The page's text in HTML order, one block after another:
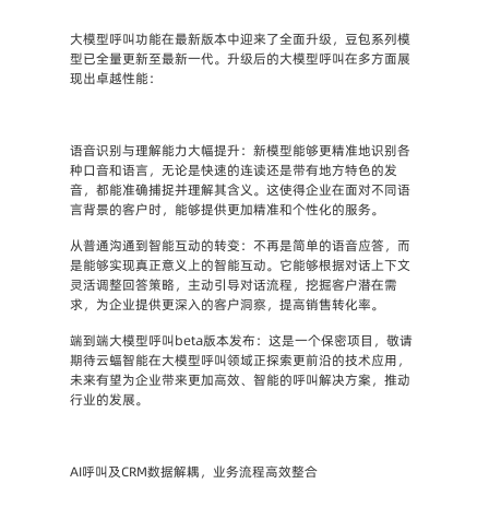
大模型呼叫功能在最新版本中迎来了全面升级，豆包系列模
型已全量更新至最新一代。升级后的大模型呼叫在多方面展
现出卓越性能：
语音识别与理解能力大幅提升： 新模型能够更精准地识别各
种口音和语言，无论是快速的连读还是带有地方特色的发
音，都能准确捕捉并理解其含义。这使得企业在面对不同语
言背景的客户时，能够提供更加精准和个性化的服务。
从普通沟通到智能互动的转变： 不再是简单的语音应答，而
是能够实现真正意义上的智能互动。它能够根据对话上下文
灵活调整回答策略，主动引导对话流程，挖掘客户潜在需
求，为企业提供更深入的客户洞察，提高销售转化率。
端到端大模型呼叫beta版本发布： 这是一个保密项目，敬请
期待云蝠智能在大模型呼叫领域正探索更前沿的技术应用，
未来有望为企业带来更加高效、智能的呼叫解决方案，推动
行业的发展。
AI呼叫及CRM数据解耦，业务流程高效整合